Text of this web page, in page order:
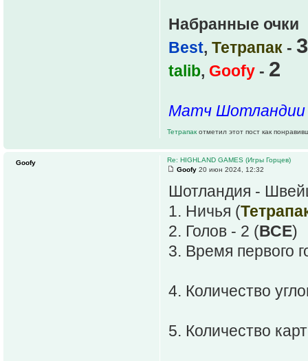
Набранные очки
Best, Тетрапак - 3
talib, Goofy - 2
Матч Шотландии
Тетрапак отметил этот пост как
Re: HIGHLAND GAMES (Игры Горцев)
Goofy 20 июн 2024, 12:32
Шотландия -
1. Ничья (
2. Голов - 2 (ВСЕ)
3. Время первого
4. Количество
5. Количество
Goofy